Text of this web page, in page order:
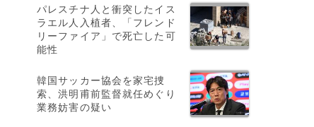
パレスチナ人と衝突したイス
ラエル人入植者、「フレンド
リーファイア」で死亡した可
能性
韓国サッカー協会を家宅捜
索、洪明甫前監督就任めぐり
業務妨害の疑い